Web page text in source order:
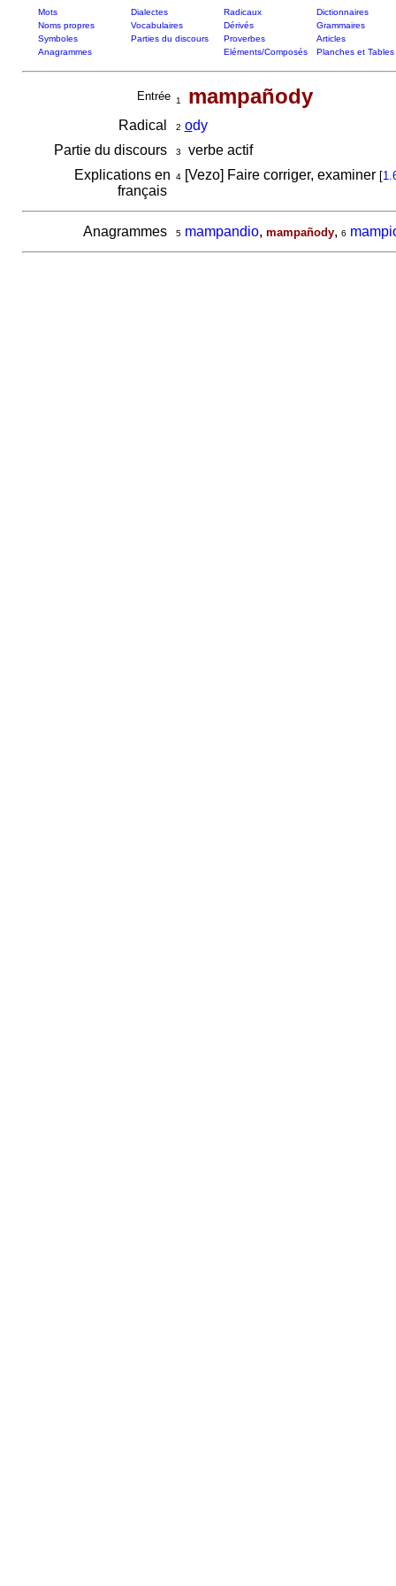
Mots Dialectes Radicaux
Dictionnaires
Noms propres
Vocabulaires Dérivés
Grammaires
Symboles
Parties du discours Proverbes
Articles
Anagrammes
Eléments/Composés Planches et Tables
Entrée 1 mampañody
Radical 2 ody
Partie du discours
3
verbe actif
Explications en
français
4[Vezo] Faire corriger, examiner [
Anagrammes 5 mampandio, mampañody, 6